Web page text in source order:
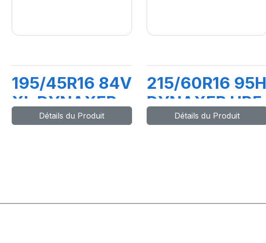
195/45R16 84V
XL DYNAXER
HP4Détails du Produit
215/60R16 95H
DYNAXER HP5
Détails du Produit